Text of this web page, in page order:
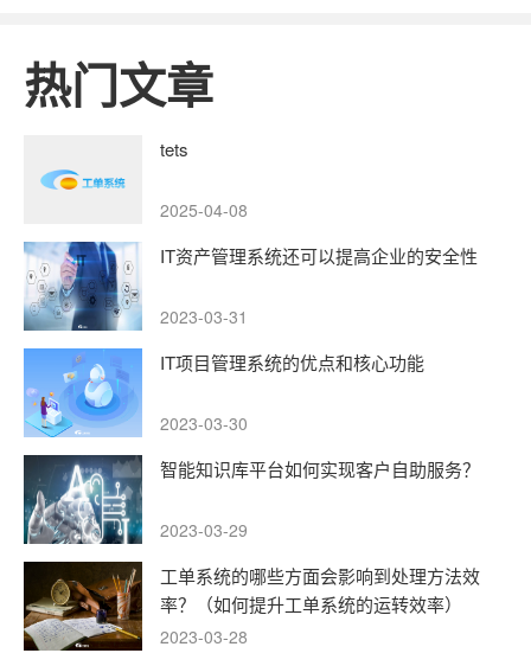
热门文章
tets
2025-04-08
IT资产管理系统还可以提高企业的安全性
2023-03-31
IT项目管理系统的优点和核心功能
2023-03-30
智能知识库平台如何实现客户自助服务？
2023-03-29
工单系统的哪些方面会影响到处理方法效
率？（如何提升工单系统的运转效率）
2023-03-28